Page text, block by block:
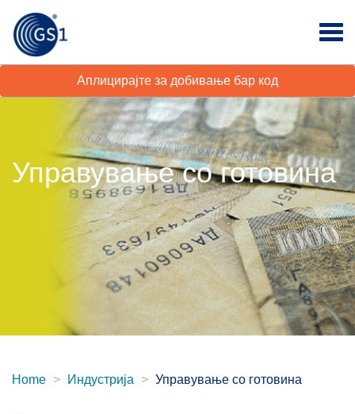
Аплицирајте за добивање бар код
Управување со готовина
Home Индустрија Управување со готовина